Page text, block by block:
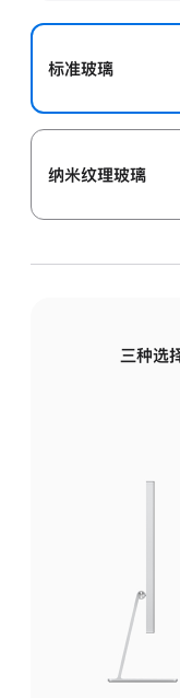
标准玻璃
纳米纹理玻璃
三种选